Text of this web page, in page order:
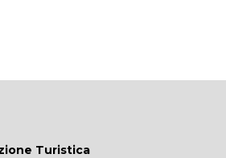
Turistica